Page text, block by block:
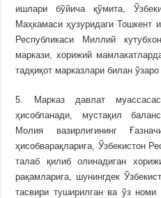
ишлари бўйича қўмита,
Маҳкамаси ҳузуридаги Тошкент
Республикаси Миллий
маркази, хорижий
тадқиқот марказлари билан
5. Марказ давлат
ҳисобланади, мустақил
Молия вазирлигининг
ҳисобварақларига, Ўзбекистон
талаб қилиб олинадиган
рақамларига, шунингдек
тасвири туширилган ва ўз